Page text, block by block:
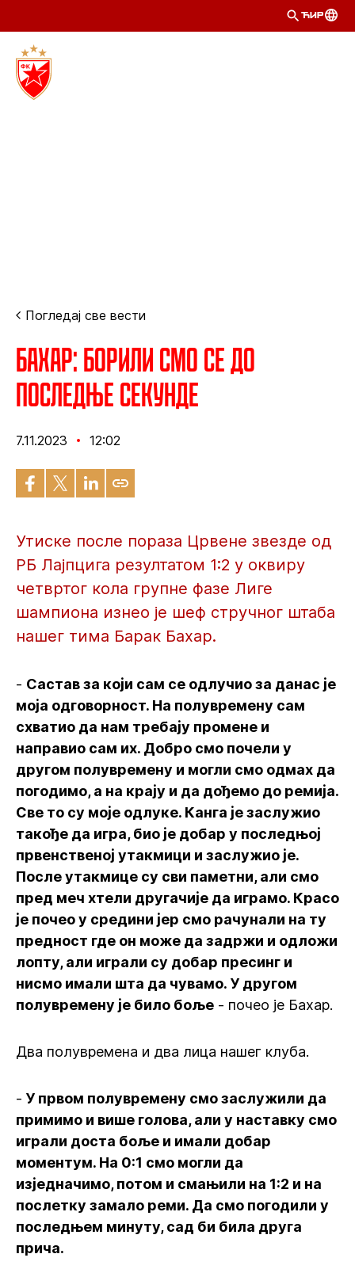
ЋИР
Погледај све вести
Бахар: Борили смо се до
последње секунде
7.11.2023 12:02
Утиске после пораза Црвене звезде од
РБ Лајпцига резултатом 1:2 у оквиру
четвртог кола групне фазе Лиге
шампиона изнео је шеф стручног штаба
нашег тима Барак Бахар.
- Састав за који сам се одлучио за данас је
моја одговорност. На полувремену сам
схватио да нам требају промене и
направио сам их. Добро смо почели у
другом полувремену и могли смо одмах да
погодимо, а на крају и да дођемо до ремија.
Све то су моје одлуке. Канга је заслужио
такође да игра, био је добар у последњој
првенственој утакмици и заслужио је.
После утакмице су сви паметни, али смо
пред меч хтели другачије да играмо. Красо
је почео у средини јер смо рачунали на ту
предност где он може да задржи и одложи
лопту, али играли су добар пресинг и
нисмо имали шта да чувамо. У другом
полувремену је било боље - почео је Бахар.
Два полувремена и два лица нашег клуба.
- У првом полувремену смо заслужили да
примимо и више голова, али у наставку смо
играли доста боље и имали добар
моментум. На 0:1 смо могли да
изједначимо, потом и смањили на 1:2 и на
послетку замало реми. Да смо погодили у
последњем минуту, сад би била друга
прича.